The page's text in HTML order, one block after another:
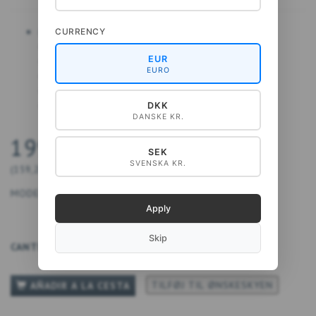
Cojín: 80x80 cm
• 100% algodón orgánico
• Apto para secadora; sacudir o estirar antes
• Planchar a temperatura media o alta
199,00 DKK
IVA NO INCLUIDO )
MODELO: 5740028902164
CANTIDAD
AÑADIR A LA CESTA TILFØJ TIL ØNSKESKYEN
CURRENCY
EUR
EURO
DKK
DANSKE KR.
SEK
SVENSKA KR.
Apply
Skip